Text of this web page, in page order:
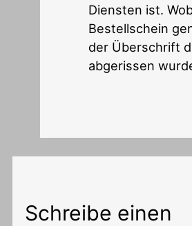
Diensten ist.
Bestellschein
der Überschrift
abgerissen
Schreibe einen